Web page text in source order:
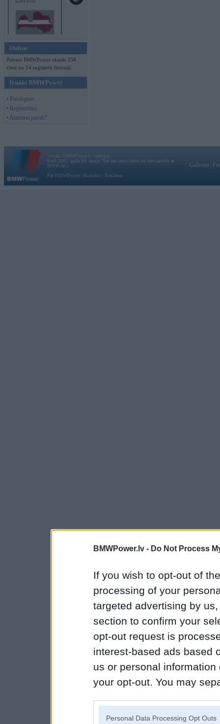
BMWPower.lv - Do Not Process
If you wish to opt-out of
processing of your
targeted advertising by
section to confirm your
opt-out request is
interest-based ads based
us or personal
your opt-out. You may
Personal Data Processing Opt Outs
Online
Pašreiz BMWPower skatās 358
viesi un 14 reģistrēti lietotāji.
Ienākt BMWPower
• Pieslēgties
• Reģistrēties
• Aizmirsi paroli?
Vortāls BMWPower.lv darbojas
kopš 2002. gada 14. maija. Tas nav auto klubs un nav saistīts ar
BMW AG.
Par BMWPower
Kontakti Reklāma
Galvena